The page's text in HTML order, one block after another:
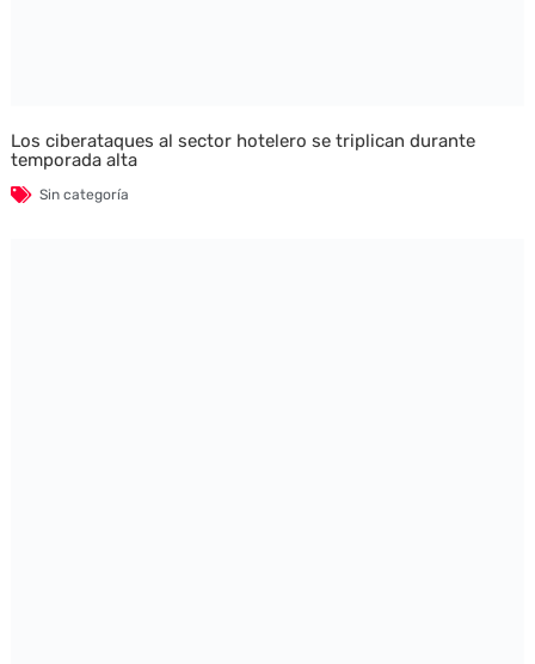
Los ciberataques al sector hotelero se triplican durante
temporada alta
Sin categoría